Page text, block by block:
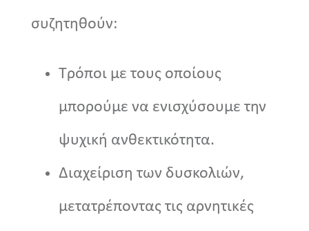
συζητηθούν:
Τρόποι με τους οποίους
μπορούμε να ενισχύσουμε την
ψυχική ανθεκτικότητα.
Διαχείριση των δυσκολιών,
μετατρέποντας τις αρνητικές